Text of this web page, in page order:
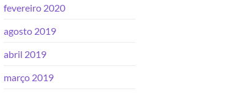
fevereiro 2020
agosto 2019
abril 2019
março 2019